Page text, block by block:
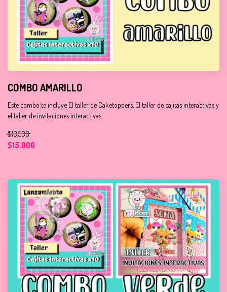
COMBO AMARILLO
Este combo te incluye El taller de Caketoppers, El taller de cajitas interactivas y
el taller de invitaciones interactivas.
$18.500
$15.000